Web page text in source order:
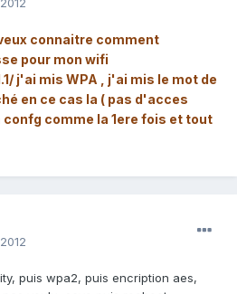
veux connaitre comment
pour mon wifi
j'ai mis WPA , j'ai mis le mot de
en ce cas la ( pas d'acces
comme la 1ere fois et tout
puis wpa2, puis encription aes,